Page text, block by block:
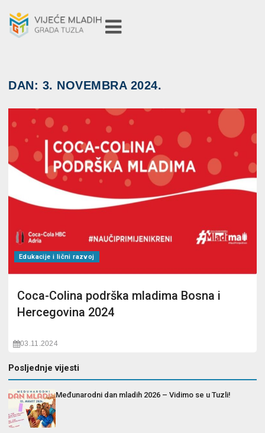
DAN: 3. NOVEMBRA 2024.
Edukacije i lični razvoj
Coca-Colina podrška mladima Bosna i
Hercegovina 2024
03.11.2024
Posljednje vijesti
Međunarodni dan mladih 2026 – Vidimo se u Tuzli!